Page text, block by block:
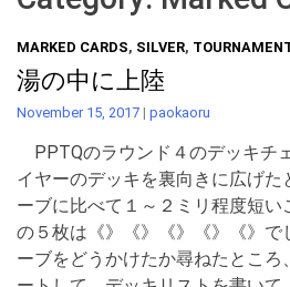
MARKED CARDS, SILVER,
湯の中に上陸
November 15, 2017 | paokaoru
PPTQのラウンド４のデッキチ
イヤーのデッキを裏向きに広げた
ーブに比べて１～２ミリ程度短
の５枚は《》《》《》《》《》で
ーブをどうかけたか尋ねたところ